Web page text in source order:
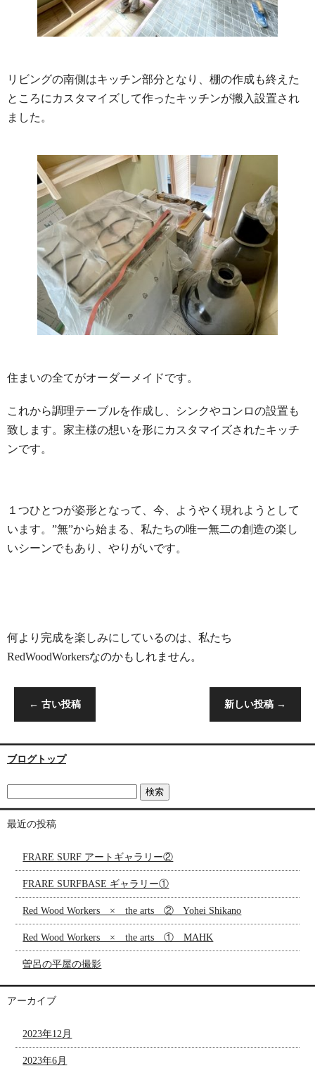
リビングの南側はキッチン部分となり、棚の作成も終えた
ところにカスタマイズして作ったキッチンが搬入設置され
ました。
住まいの全てがオーダーメイドです。
これから調理テーブルを作成し、シンクやコンロの設置も
致します。家主様の想いを形にカスタマイズされたキッチ
ンです。
１つひとつが姿形となって、今、ようやく現れようとして
います。”無”から始まる、私たちの唯一無二の創造の楽し
いシーンでもあり、やりがいです。
何より完成を楽しみにしているのは、私たち
RedWoodWorkersなのかもしれません。
← 古い投稿 新しい投稿 →
ブログトップ
最近の投稿
FRARE SURF アートギャラリー②
FRARE SURFBASE ギャラリー①
Red Wood Workers × the arts ② Yohei Shikano
Red Wood Workers × the arts ① MAHK
曽呂の平屋の撮影
アーカイブ
2023年12月
2023年6月